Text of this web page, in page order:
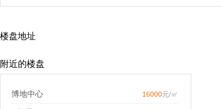
楼盘地址
附近的楼盘
博地中心 16000元/㎡